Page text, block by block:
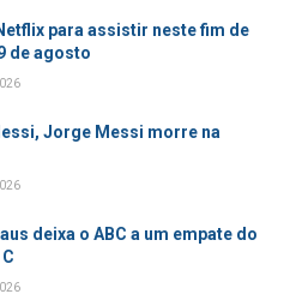
para assistir neste fim de
de agosto
Jorge Messi morre na
deixa o ABC a um empate do